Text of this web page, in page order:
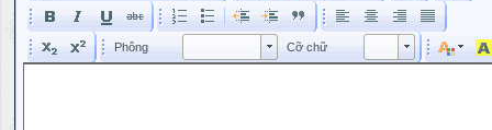
Phông Phông Cỡ chữ Kích cỡ phông